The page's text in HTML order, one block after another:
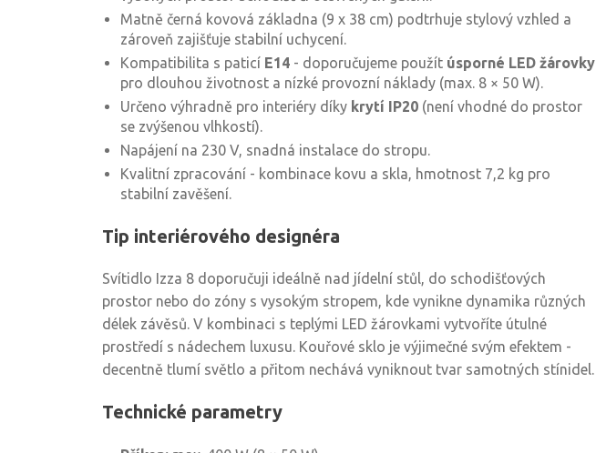
Matně černá kovová základna (9 x 38 cm) podtrhuje stylový vzhled a
zároveň zajišťuje stabilní uchycení.
Kompatibilita s paticí E14 - doporučujeme použít úsporné LED žárovky
pro dlouhou životnost a nízké provozní náklady (max. 8 × 50 W).
Určeno výhradně pro interiéry díky krytí IP20 (není vhodné do prostor
se zvýšenou vlhkostí).
Napájení na 230 V, snadná instalace do stropu.
Kvalitní zpracování - kombinace kovu a skla, hmotnost 7,2 kg pro
stabilní zavěšení.
Tip interiérového designéra
Svítidlo Izza 8 doporučuji ideálně nad jídelní stůl, do schodišťových
prostor nebo do zóny s vysokým stropem, kde vynikne dynamika různých
délek závěsů. V kombinaci s teplými LED žárovkami vytvoříte útulné
prostředí s nádechem luxusu. Kouřové sklo je výjimečné svým efektem -
decentně tlumí světlo a přitom nechává vyniknout tvar samotných stínidel.
Technické parametry